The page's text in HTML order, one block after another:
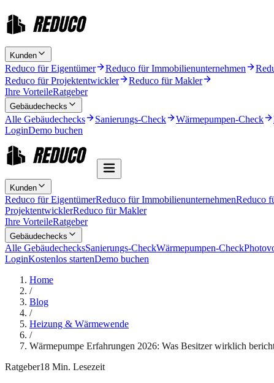
Kunden
Reduco für Eigentümer Reduco für Immobilienunternehmen
Reduco für Projektentwickler
Reduco für Makler
Ihre VorteileRatgeber
Gebäudechecks
Alle Gebäudechecks Sanierungs-Check Wärmepumpen-Check
LoginDemo buchen
Kunden
Reduco für EigentümerReduco für ImmobilienunternehmenReduco
ProjektentwicklerReduco für Makler
Ihre VorteileRatgeber
Gebäudechecks
Alle GebäudechecksSanierungs-CheckWärmepumpen-Check
LoginKostenlos startenDemo buchen
Home
/
Blog
/
Heizung & Wärmewende
/
Wärmepumpe Erfahrungen 2026: Was Besitzer wirklich
Ratgeber18 Min. Lesezeit